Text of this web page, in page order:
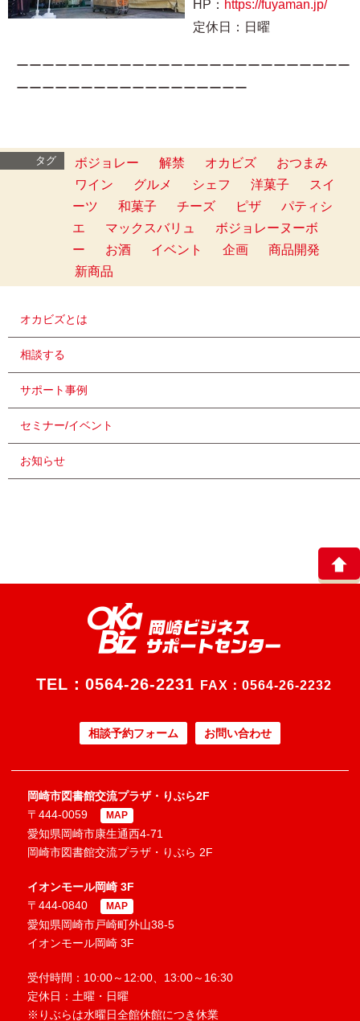
HP： https://fuyaman.jp/
定休日：日曜
ーーーーーーーーーーーーーーーーーーーーーーーーーー
ーーーーーーーーーーーーーーーーーー
タグ ボジョレー 解禁 オカビズ
おつまみ
ワイン
グルメ シェフ 洋菓子
スイ
ーツ
和菓子 チーズ ピザ
パティシ
エ
マックスバリュ
ボジョレーヌーボ
ー
お酒 イベント 企画
商品開発
新商品
オカビズとは
相談する
サポート事例
セミナー/イベント
お知らせ
TEL： 0564-26-2231 FAX：0564-26-2232
相談予約フォーム お問い合わせ
岡崎市図書館交流プラザ・りぶら2F
〒444-0059
MAP
愛知県岡崎市康生通西4-71
岡崎市図書館交流プラザ・りぶら 2F
イオンモール岡崎 3F
〒444-0840
MAP
愛知県岡崎市戸崎町外山38-5
イオンモール岡崎 3F
受付時間：10:00～12:00、13:00～16:30
定休日：土曜・日曜
※りぶらは水曜日全館休館につき休業